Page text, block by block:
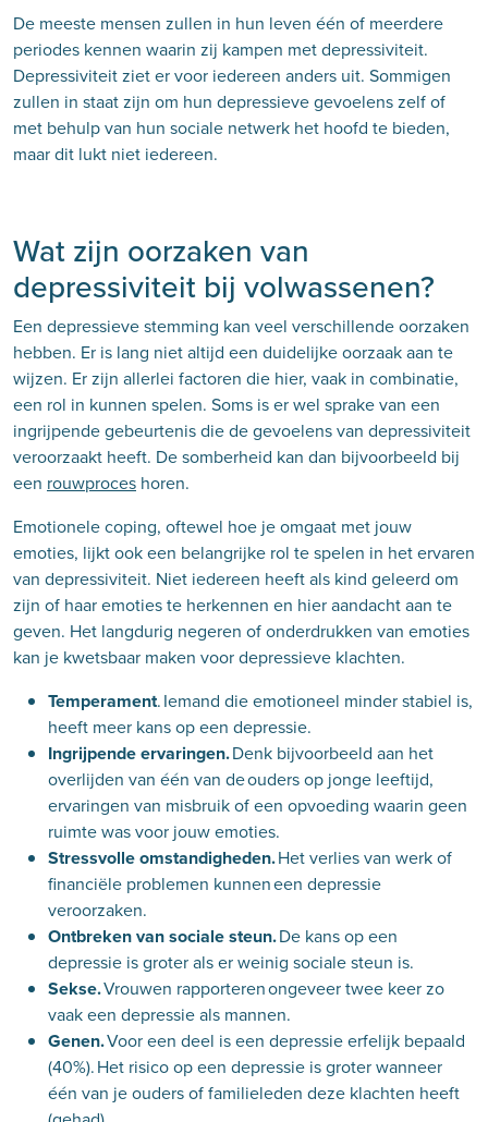
De meeste mensen zullen in hun leven één of meerdere
periodes kennen waarin zij kampen met depressiviteit.
Depressiviteit ziet er voor iedereen anders uit. Sommigen
zullen in staat zijn om hun depressieve gevoelens zelf of
met behulp van hun sociale netwerk het hoofd te bieden,
maar dit lukt niet iedereen.
Wat zijn oorzaken van
depressiviteit bij volwassenen?
Een depressieve stemming kan veel verschillende oorzaken
hebben. Er is lang niet altijd een duidelijke oorzaak aan te
wijzen. Er zijn allerlei factoren die hier, vaak in combinatie,
een rol in kunnen spelen. Soms is er wel sprake van een
ingrijpende gebeurtenis die de gevoelens van depressiviteit
veroorzaakt heeft. De somberheid kan dan bijvoorbeeld bij
een rouwproces horen.
Emotionele coping, oftewel hoe je omgaat met jouw
emoties, lijkt ook een belangrijke rol te spelen in het ervaren
van depressiviteit. Niet iedereen heeft als kind geleerd om
zijn of haar emoties te herkennen en hier aandacht aan te
geven. Het langdurig negeren of onderdrukken van emoties
kan je kwetsbaar maken voor depressieve klachten.
Temperament.Iemand die emotioneel minder stabiel is,
heeft meer kans op een depressie.
Ingrijpende ervaringen.Denk bijvoorbeeld aan het
overlijden van één van de ouders op jonge leeftijd,
ervaringen van misbruik of een opvoeding waarin geen
ruimte was voor jouw emoties.
Stressvolle omstandigheden.Het verlies van werk of
financiële problemen kunnen een depressie
veroorzaken.
Ontbreken van sociale steun.De kans op een
depressie is groter als er weinig sociale steun is.
Sekse.Vrouwen rapporteren ongeveer twee keer zo
vaak een depressie als mannen.
Genen.Voor een deel is een depressie erfelijk bepaald
(40%). Het risico op een depressie is groter wanneer
één van je ouders of familieleden deze klachten heeft